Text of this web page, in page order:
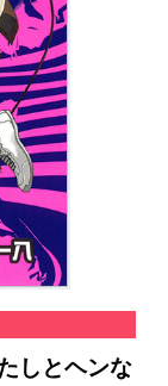
しとヘンな